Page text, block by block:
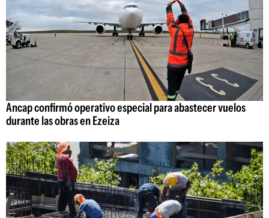
Ancap confirmó operativo especial para abastecer vuelos
durante las obras en Ezeiza